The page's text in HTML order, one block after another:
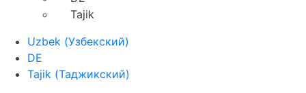
Tajik
Uzbek (Узбекский)
DE
Tajik (Таджикский)